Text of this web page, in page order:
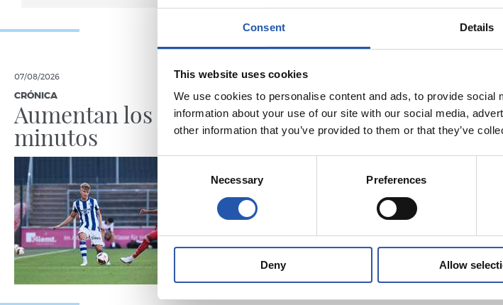
Consent Details
This website uses cookies
We use cookies to personalise content and ads, to provide
information about your use of our site with our social media,
other information that you’ve provided to them or that they’ve
Selection
Necessary Preferences
Deny Allow
07/08/2026
CRÓNICA
Aumentan los
minutos
07/08/2026
PRIMER EQUIPO
Doble enfrentamiento
en Colonia